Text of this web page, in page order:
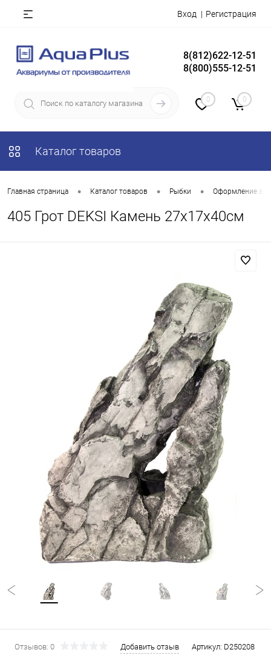
Вход Регистрация
8(812)622-12-51
8(800)555-12-51
0 0
Каталог товаров
Главная страница • Каталог товаров • Рыбки • Оформление
405 Грот DEKSI Камень 27х17х40см
Отзывов: 0 Добавить отзыв Артикул: D250208